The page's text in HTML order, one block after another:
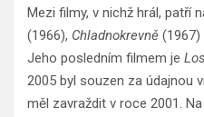
Mezi filmy, v nichž hrál, patří
(1966), Chladnokrevně (1967)
Jeho posledním filmem je
2005 byl souzen za údajnou
měl zavraždit v roce 2001.